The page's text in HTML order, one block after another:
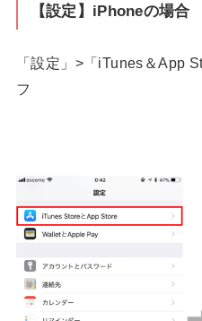
【設定】iPhoneの場合
「設定」>「iTunes＆App
フ